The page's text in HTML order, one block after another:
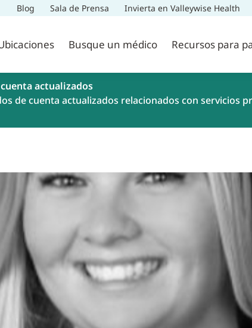
Blog Sala de Prensa Invierta en Valleywise Health
Busque un médico Recursos para
actualizados
de cuenta actualizados relacionados con servicios